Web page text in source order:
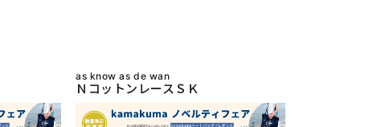
as know as de wan
ＮコットンレースＳＫ